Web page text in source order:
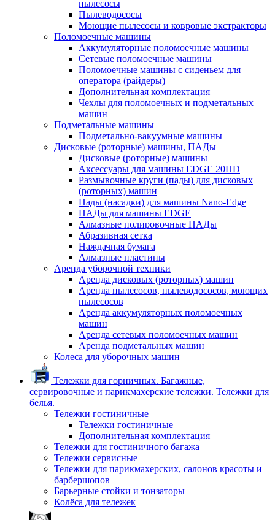
пылесосы
Пылеводососы
Моющие пылесосы и ковровые экстракторы
Поломоечные машины
Аккумуляторные поломоечные машины
Сетевые поломоечные машины
Поломоечные машины с сиденьем для
оператора (райдеры)
Дополнительная комплектация
Чехлы для поломоечных и подметальных
машин
Подметальные машины
Подметально-вакуумные машины
Дисковые (роторные) машины, ПАДы
Дисковые (роторные) машины
Аксессуары для машины EDGE 20HD
Размывочные круги (пады) для дисковых
(роторных) машин
Пады (насадки) для машины Nano-Edge
ПАДы для машины EDGE
Алмазные полировочные ПАДы
Абразивная сетка
Наждачная бумага
Алмазные пластины
Аренда уборочной техники
Аренда дисковых (роторных) машин
Аренда пылесосов, пылеводососов, моющих
пылесосов
Аренда аккумуляторных поломоечных
машин
Аренда сетевых поломоечных машин
Аренда подметальных машин
Колеса для уборочных машин
Тележки для горничных. Багажные,
сервировочные и парикмахерские тележки. Тележки для
белья.
Тележки гостиничные
Тележки гостиничные
Дополнительная комплектация
Тележки для гостиничного багажа
Тележки сервисные
Тележки для парикмахерских, салонов красоты и
барбершопов
Барьерные стойки и тонзаторы
Колёса для тележек